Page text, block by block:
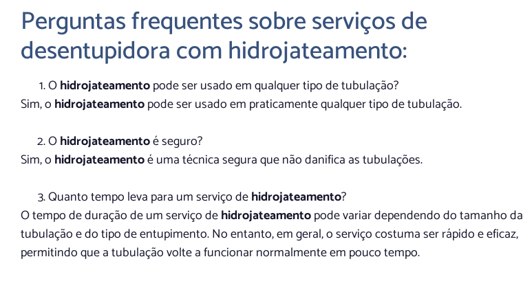
Perguntas frequentes sobre serviços de
desentupidora com hidrojateamento:
Ohidrojateamentopode ser usado em qualquer tipo de tubulação?
Sim, o hidrojateamentopode ser usado em praticamente qualquer tipo de tubulação.
Ohidrojateamentoé seguro?
Sim, o hidrojateamentoé uma técnica segura que não danifica as tubulações.
Quanto tempo leva para um serviço dehidrojateamento?
O tempo de duração de um serviço dehidrojateamentopode variar dependendo do tamanho da
tubulação e do tipo de entupimento. No entanto, em geral, o serviço costuma ser rápido e eficaz,
permitindo que a tubulação volte a funcionar normalmente em pouco tempo.